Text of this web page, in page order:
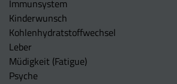
Immunsystem
Kinderwunsch
Kohlenhydratstoffwechsel
Leber
Müdigkeit (Fatigue)
Psyche